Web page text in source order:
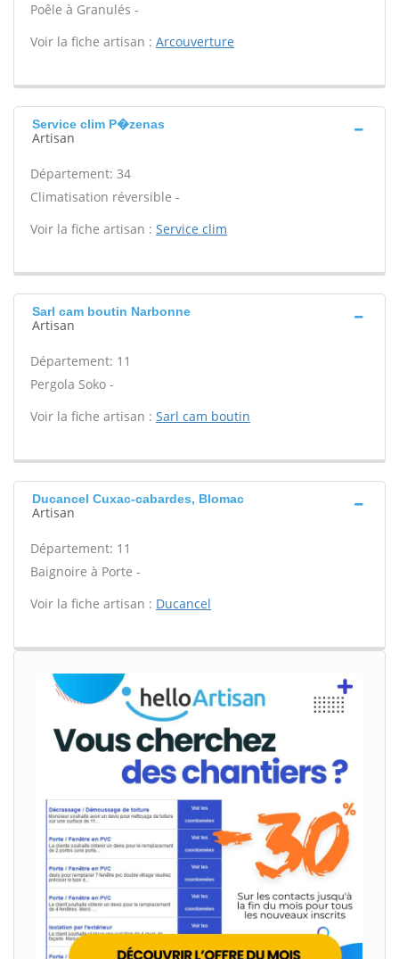
Poêle à Granulés -
Voir la fiche artisan : Arcouverture
Service clim P�zenas
Artisan
Département: 34
Climatisation réversible -
Voir la fiche artisan : Service clim
Sarl cam boutin Narbonne
Artisan
Département: 11
Pergola Soko -
Voir la fiche artisan : Sarl cam boutin
Ducancel Cuxac-cabardes, Blomac
Artisan
Département: 11
Baignoire à Porte -
Voir la fiche artisan : Ducancel